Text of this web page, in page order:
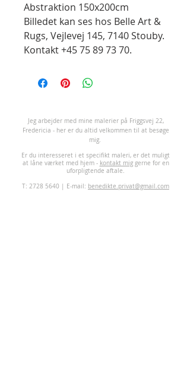
Abstraktion 150x200cm
Billedet kan ses hos Belle Art &
Rugs, Vejlevej 145, 7140 Stouby.
Kontakt +45 75 89 73 70.
eg arbejder med mine malerier på Friggsvej 22,
Fredericia - her er du altid velkommen til at besøge
mig.
Er du interesseret i et specifikt maleri, er det muligt
at låne værket med hjem - kontakt miggerne for en
uforpligtende aftale.
T: 2728 5640 | E-mail: benedikte.privat@gmail.com